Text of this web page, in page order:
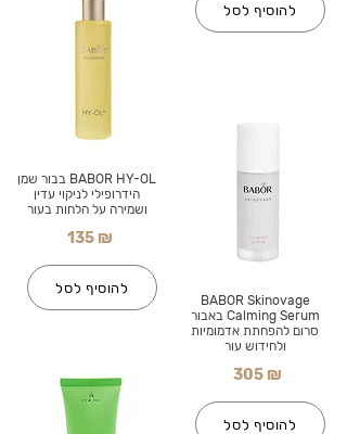
BABOR HY-OL בבור שמן
הידרופילי לניקוי עדין
ושמירה על הלחות בעור
135 ₪
להוסיף לסל
להוסיף לסל
BABOR Skinovage
Calming Serum באבור
סרום להפחתת אדמומיות
ולחידוש עור
305 ₪
להוסיף לסל